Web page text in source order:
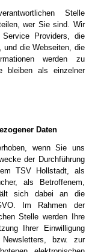
Stelle
wer Sie sind. Wir
Providers, die
und die Webseiten, die
werden zu
bleiben als einzelner
Daten
wenn Sie uns
der Durchführung
TSV Hollstadt, als
als Betroffenem,
sich dabei an die
Im Rahmen der
Stelle werden Ihre
Ihrer Einwilligung
bzw. zur